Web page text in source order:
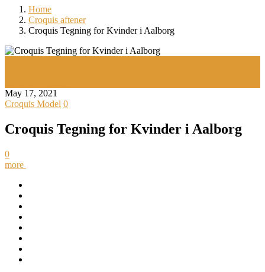
Home
Croquis aftener
Croquis Tegning for Kvinder i Aalborg
May 17, 2021
Croquis Model 0
Croquis Tegning for Kvinder i Aalborg
0
more